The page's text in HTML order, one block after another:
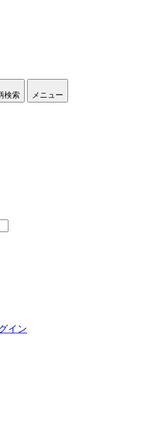
検索 メニュー
イン